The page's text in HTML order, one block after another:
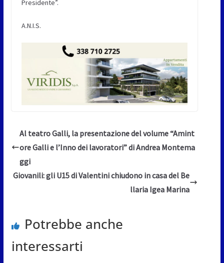
Presidente”.
A.N.I.S.
Al teatro Galli, la presentazione del volume “Amint
ore Galli e l’Inno dei lavoratori” di Andrea Montema
ggi
Giovanili: gli U15 di Valentini chiudono in casa del Be
llaria Igea Marina
Potrebbe anche
interessarti